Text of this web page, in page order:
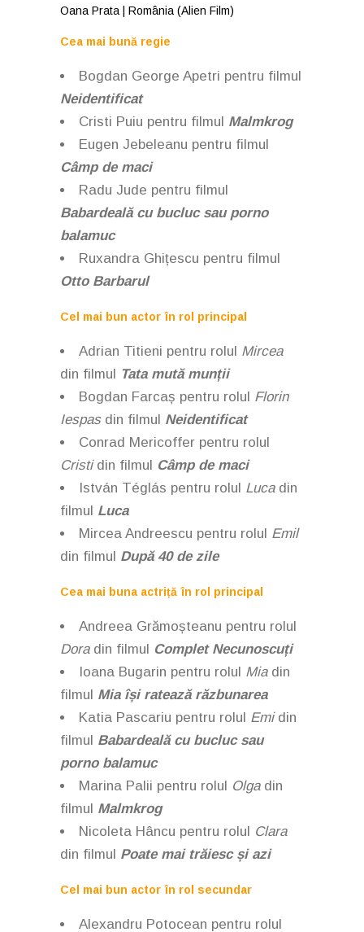
Oana Prata | România (Alien Film)
Cea mai bună regie
Bogdan George Apetri pentru filmul
Neidentificat
Cristi Puiu pentru filmul Malmkrog
Eugen Jebeleanu pentru filmul
Câmp de maci
Radu Jude pentru filmul
Babardeală cu bucluc sau porno
balamuc
Ruxandra Ghițescu pentru filmul
Otto Barbarul
Cel mai bun actor în rol principal
Adrian Titieni pentru rolul Mircea
din filmul Tata mută munții
Bogdan Farcaș pentru rolul Florin
Iespasdin filmul Neidentificat
Conrad Mericoffer pentru rolul
Cristi din filmul Câmp de maci
István Téglás pentru rolul Lucadin
filmul Luca
Mircea Andreescu pentru rolul Emil
din filmul După 40 de zile
Cea mai buna actriță în rol principal
Andreea Grămoșteanu pentru rolul
Doradin filmul Complet Necunoscuți
Ioana Bugarin pentru rolul Mia din
filmul Mia își ratează răzbunarea
Katia Pascariu pentru rolul Emi din
filmul Babardeală cu bucluc sau
porno balamuc
Marina Palii pentru rolul Olga din
filmul Malmkrog
Nicoleta Hâncu pentru rolul Clara
din filmul Poate mai trăiesc și azi
Cel mai bun actor în rol secundar
Alexandru Potocean pentru rolul